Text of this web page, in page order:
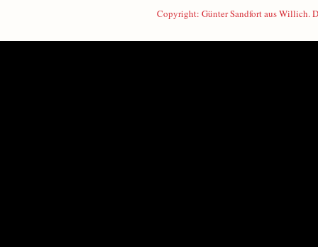
Copyright: Günter Sandfort aus Willich.